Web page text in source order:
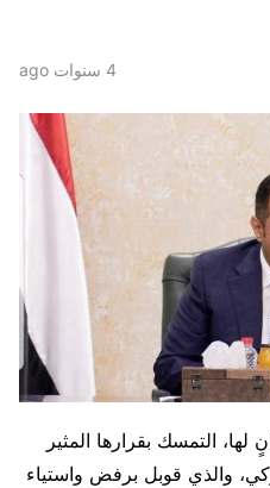
4 سنوات ago
التمسك بقرارها المثير
والذي قوبل برفض واستياء